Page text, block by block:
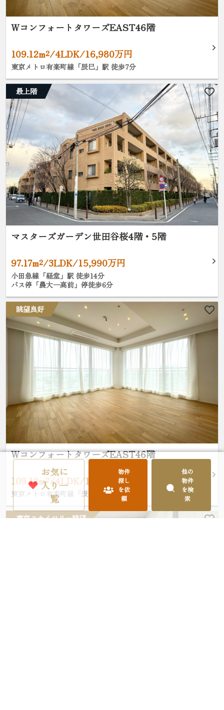
WコンフォートタワーズEAST46階
109.12m²/4LDK/16,980万円
東京メトロ有楽町線「辰巳」駅 徒歩7分
最上階
マスターズガーデン世田谷桜4階・5階
97.17m²/3LDK/15,990万円
小田急線「経堂」駅 徒歩14分
バス停「農大一高前」停徒歩6分
眺望良好
WコンフォートタワーズEAST46階
109.12m²/4LDK/16,980万円
東京メトロ有楽町線「辰巳」駅 徒歩7分
東京スカイツリー眺望
お気に
入り一
覧
物件
探し
を依
頼
他の
物件
を検
索